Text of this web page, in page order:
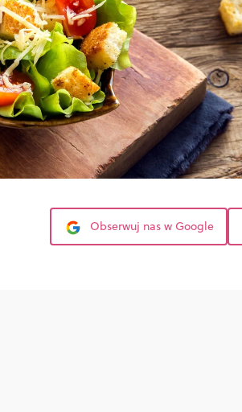
Obserwuj nas w Google